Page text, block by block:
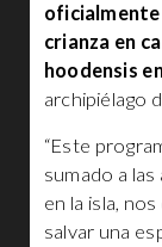
crianza en
hoodensis
archipiélago
“Este
sumado a
en la isla,
salvar una